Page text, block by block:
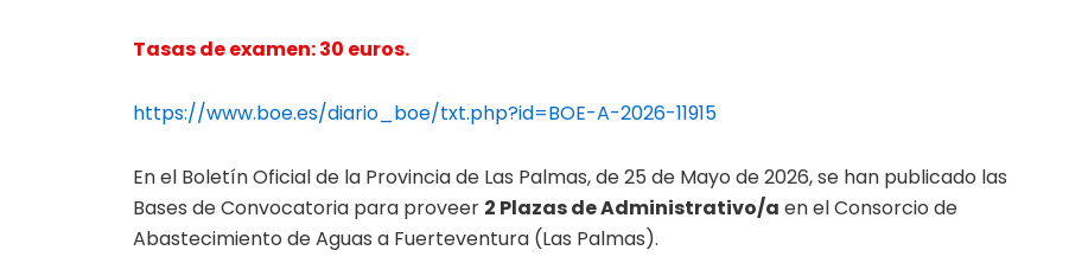
Tasas de examen: 30 euros.
https://www.boe.es/diario_boe/txt.php?id=BOE-A-2026-11915
En el Boletín Oficial de la Provincia de Las Palmas, de 25 de Mayo de 2026, se han publicado las
Bases de Convocatoria para proveer 2 Plazas de Administrativo/a en el Consorcio de
Abastecimiento de Aguas a Fuerteventura (Las Palmas).